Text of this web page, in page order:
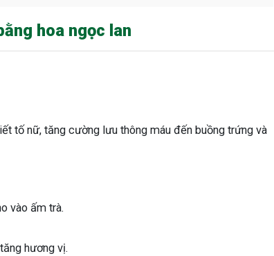
hoa ngọc lan
tố nữ, tăng cường lưu thông máu đến buồng trứng và
vào ấm trà.
hương vị.